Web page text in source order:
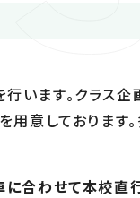
います。クラス企
意しております。
に合わせて本校直